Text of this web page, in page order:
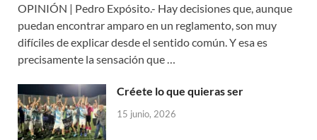
OPINIÓN | Pedro Expósito.- Hay decisiones que, aunque
puedan encontrar amparo en un reglamento, son muy
difíciles de explicar desde el sentido común. Y esa es
precisamente la sensación que …
Créete lo que quieras ser
15 junio, 2026